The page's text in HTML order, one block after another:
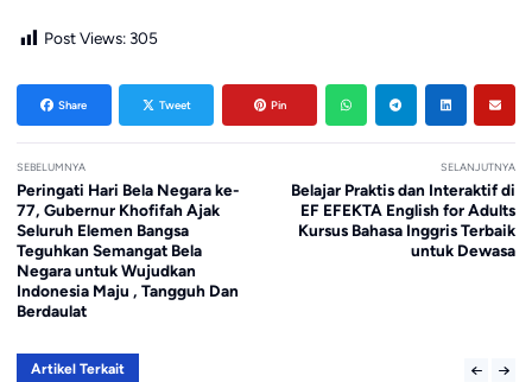
Post Views: 305
Share Tweet Pin
SEBELUMNYA
Peringati Hari Bela Negara ke-
77, Gubernur Khofifah Ajak
Seluruh Elemen Bangsa
Teguhkan Semangat Bela
Negara untuk Wujudkan
Indonesia Maju , Tangguh Dan
Berdaulat
SELANJUTNYA
Belajar Praktis dan Interaktif di
EF EFEKTA English for Adults
Kursus Bahasa Inggris Terbaik
untuk Dewasa
Artikel Terkait